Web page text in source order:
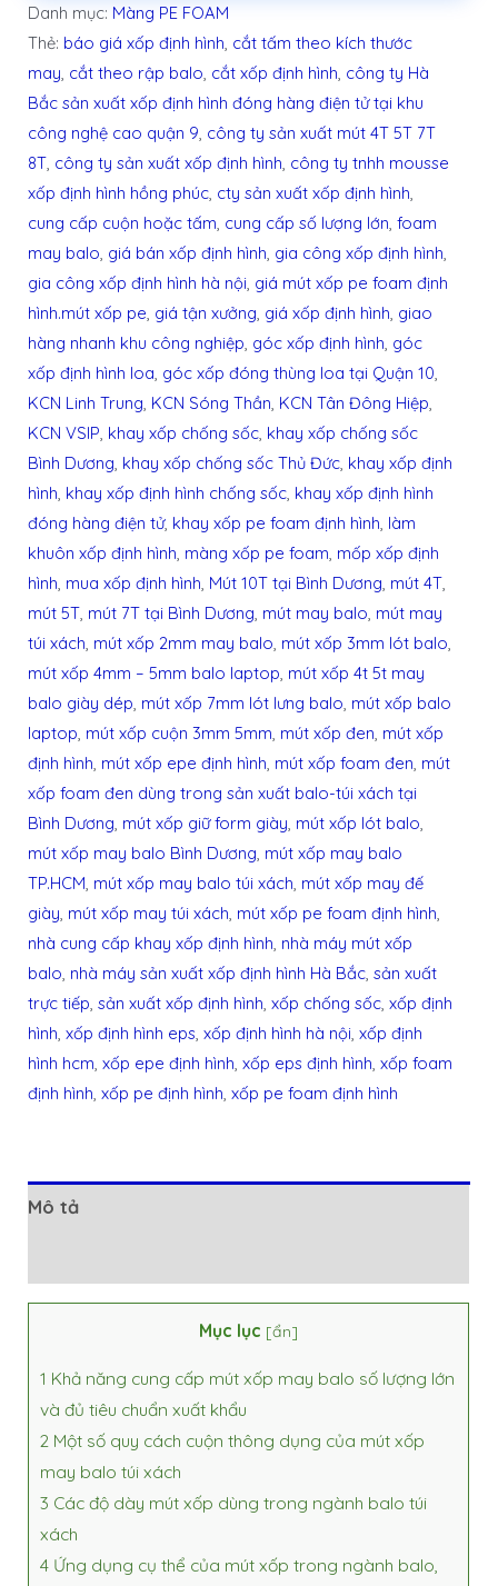
Danh mục: Màng PE FOAM
Thẻ: báo giá xốp định hình, cắt tấm theo kích thước
may, cắt theo rập balo, cắt xốp định hình, công ty Hà
Bắc sản xuất xốp định hình đóng hàng điện tử tại khu
công nghệ cao quận 9, công ty sản xuất mút 4T 5T 7T
8T, công ty sản xuất xốp định hình, công ty tnhh mousse
xốp định hình hồng phúc, cty sản xuất xốp định hình,
cung cấp cuộn hoặc tấm, cung cấp số lượng lớn,foam
may balo, giá bán xốp định hình, gia công xốp định hình,
gia công xốp định hình hà nội, giá mút xốp pe foam định
hình.mút xốp pe, giá tận xưởng, giá xốp định hình, giao
hàng nhanh khu công nghiệp, góc xốp định hình, góc
xốp định hình loa, góc xốp đóng thùng loa tại Quận 10,
KCN Linh Trung, KCN Sóng Thần, KCN Tân Đông Hiệp,
KCN VSIP, khay xốp chống sốc, khay xốp chống sốc
Bình Dương, khay xốp chống sốc Thủ Đức, khay xốp định
hình, khay xốp định hình chống sốc, khay xốp định hình
đóng hàng điện tử, khay xốp pe foam định hình, làm
khuôn xốp định hình, màng xốp pe foam, mốp xốp định
hình, mua xốp định hình, Mút 10T tại Bình Dương, mút 4T,
mút 5T, mút 7T tại Bình Dương, mút may balo, mút may
túi xách, mút xốp 2mm may balo, mút xốp 3mm lót balo,
mút xốp 4mm – 5mm balo laptop, mút xốp 4t 5t may
balo giày dép, mút xốp 7mm lót lưng balo, mút xốp balo
laptop, mút xốp cuộn 3mm 5mm, mút xốp đen, mút xốp
định hình, mút xốp epe định hình, mút xốp foam đen, mút
xốp foam đen dùng trong sản xuất balo-túi xách tại
Bình Dương, mút xốp giữ form giày, mút xốp lót balo,
mút xốp may balo Bình Dương, mút xốp may balo
TP.HCM, mút xốp may balo túi xách, mút xốp may đế
giày, mút xốp may túi xách, mút xốp pe foam định hình,
nhà cung cấp khay xốp định hình, nhà máy mút xốp
balo, nhà máy sản xuất xốp định hình Hà Bắc,sản xuất
trực tiếp,sản xuất xốp định hình,xốp chống sốc,xốp định
hình,xốp định hình eps,xốp định hình hà nội,xốp định
hình hcm,xốp epe định hình,xốp eps định hình,xốp foam
định hình,xốp pe định hình,xốp pe foam định hình
Mô tả
Mục lục [ẩn]
1 Khả năng cung cấp mút xốp may balo số lượng lớn
và đủ tiêu chuẩn xuất khẩu
2 Một số quy cách cuộn thông dụng của mút xốp
may balo túi xách
3 Các độ dày mút xốp dùng trong ngành balo túi
xách
4 Ứng dụng cụ thể của mút xốp trong ngành balo,